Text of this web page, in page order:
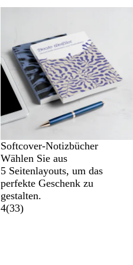
Softcover-Notizbücher
Wählen Sie aus
5 Seitenlayouts, um das
perfekte Geschenk zu
gestalten.
4(33)